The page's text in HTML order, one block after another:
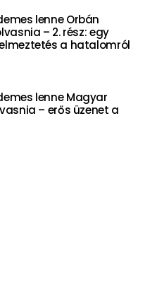
lenne Orbán
– 2. rész: egy
a hatalomról
lenne Magyar
– erős üzenet a